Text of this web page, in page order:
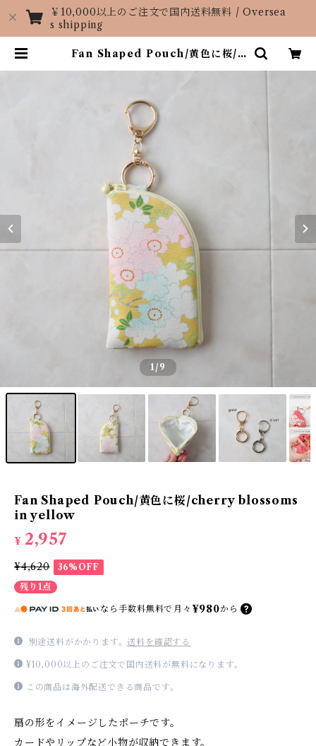
￥10,000以上のご注文で国内送料無料 / Oversea
s shipping
Fan Shaped Pouch/黄色に桜/c
1/9
Fan Shaped Pouch/黄色に桜/cherry blossoms
in yellow
¥ 2,957
¥4,620
36%OFF
残り1点
なら 手数料無料で 月々 ¥980から
別途送料がかかります。送料を確認する
¥10,000以上のご注文で国内送料が無料になります。
この商品は海外配送できる商品です。
扇の形をイメージしたポーチです。
カードやリップなど小物が収納できます。